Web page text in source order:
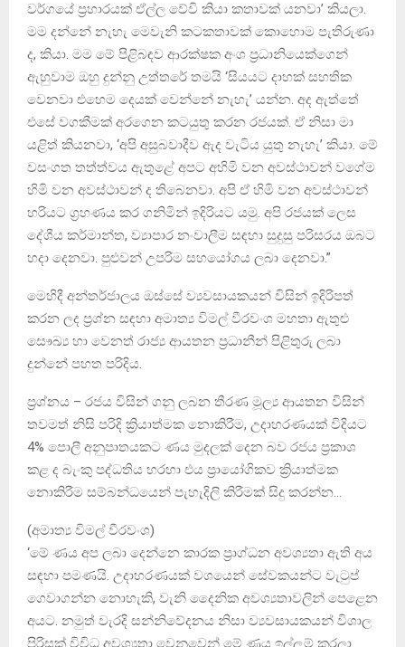
වර්ගයේ ප්‍රහාරයක් ඒල්ල වේවි කියා කතාවක් යනවා’ කියලා.
මම දන්නේ නැහැ මෙවැනි කටකතාවක් කොහොම පැතිරුණා
ද, කියා. මම මේ පිළිබඳව ආරක්ෂක අංශ ප්‍රධානියෙක්ගෙන්
ඇහුවාම ඔහු දුන්නු උත්තරේ තමයි ‘සියයට දාහක් සහතික
වෙනවා එහෙම දෙයක් වෙන්නේ නැහැ’ යන්න. අද ඇත්තේ
එසේ වගකීමක් අරගෙන කටයුතු කරන රජයක්. ඒ නිසා මා
යළිත් කියනවා, ‘අපි අසුබවාදීව ඇද වැටිය යුතු නැහැ’ කියා. මේ
වසංගත තත්ත්වය ඇතුළේ අපට අහිමි වන අවස්ථාවන් වගේම
හිමි වන අවස්ථාවන් ද තිබෙනවා. අපි ඒ හිමි වන අවස්ථාවන්
හරියට ග්‍රහණය කර ගනිමින් ඉදිරියට යමු. අපි රජයක් ලෙස
දේශීය කර්මාන්ත, ව්‍යාපාර නංවාලීම සඳහා සුදුසු පරිසරය ඔබට
හදා දෙනවා. පුළුවන් උපරිම සහයෝගය ලබා දෙනවා.”
මෙහිදී අන්තර්ජාලය ඔස්සේ ව්‍යවසායකයන් විසින් ඉදිරිපත්
කරන ලද ප්‍රශ්න සඳහා අමාත්‍ය විමල් වීරවංශ මහතා ඇතුළු
සෞඛ්‍ය හා වෙනත් රාජ්‍ය ආයතන ප්‍රධානීන් පිළිතුරු ලබා
දුන්නේ පහත පරිදිය.
ප්‍රශ්නය – රජය විසින් ගනු ලබන තීරණ මූල්‍ය ආයතන විසින්
තවමත් නිසි පරිදි ක්‍රියාත්මක නොකිරීම, උදාහරණයක් විදියට
4% පොලී අනුපාතයකට ණය මුදලක් දෙන බව රජය ප්‍රකාශ
කළ ද බැංකු පද්ධතිය හරහා එය ප්‍රායෝගිකව ක්‍රියාත්මක
නොකිරීම සම්බන්ධයෙන් පැහැදිලි කිරීමක් සිදු කරන්න…
(අමාත්‍ය විමල් වීරවංශ)
‘මේ ණය අප ලබා දෙන්නෙ කාරක ප්‍රාග්ධන අවශ්‍යතා ඇති අය
සඳහා පමණයි. උදාහරණයක් වශයෙන් සේවකයන්ට වැටුප්
ගෙවාගන්න නොහැකි, වැනි දෛනික අවශ්‍යතාවලින් පෙළෙන
අයට. නමුත් වැරදි සන්නිවේදනය නිසා ව්‍යවසායකයන් විශාල
පිරිසක් විවිධ අවශ්‍යතා වෙනුවෙන් මේ ණය ඉල්ලුම් කරලා